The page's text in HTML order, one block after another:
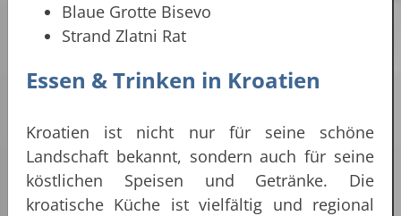
Blaue Grotte Bisevo
Strand Zlatni Rat
Essen & Trinken in Kroatien
Kroatien ist nicht nur für seine schöne
Landschaft bekannt, sondern auch für seine
köstlichen Speisen und Getränke. Die
kroatische Küche ist vielfältig und regional